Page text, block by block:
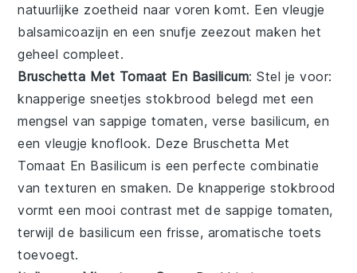
natuurlijke zoetheid naar voren komt. Een vleugje
balsamicoazijn en een snufje zeezout maken het
geheel compleet.
Bruschetta Met Tomaat En Basilicum: Stel je voor:
knapperige sneetjesstokbrood belegd met een
mengsel van sappigetomaten, verse basilicum, en
een vleugjeknoflook. Deze Bruschetta Met
Tomaat En Basilicum is een perfecte combinatie
van texturen en smaken. De knapperigestokbrood
vormt een mooi contrast met de sappige tomaten,
terwijl de basilicum een frisse, aromatische toets
toevoegt.